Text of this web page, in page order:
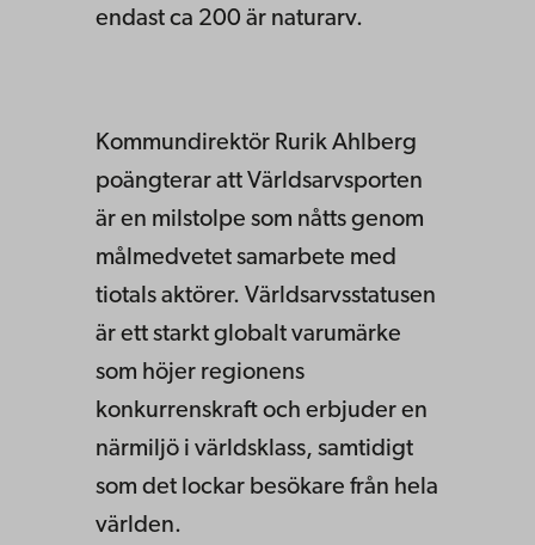
endast ca 200 är naturarv.
Kommundirektör Rurik Ahlberg
poängterar att Världsarvsporten
är en milstolpe som nåtts genom
målmedvetet samarbete med
tiotals aktörer. Världsarvsstatusen
är ett starkt globalt varumärke
som höjer regionens
konkurrenskraft och erbjuder en
närmiljö i världsklass, samtidigt
som det lockar besökare från hela
världen.